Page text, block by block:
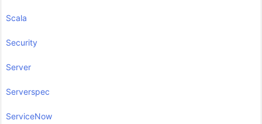
Scala
Security
Server
Serverspec
ServiceNow